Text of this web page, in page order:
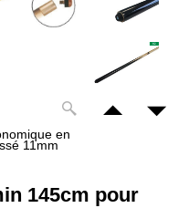
en
11mm
145cm pour